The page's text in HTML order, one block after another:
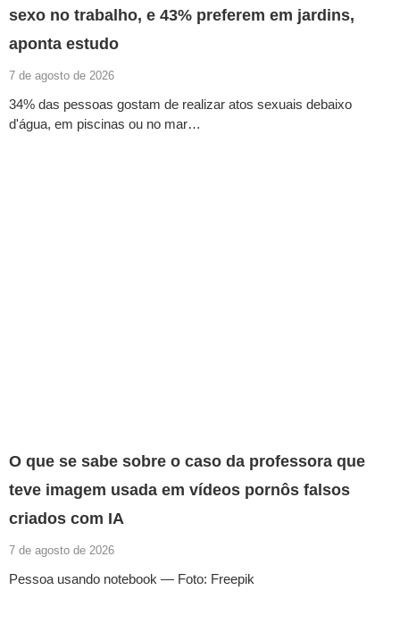
sexo no trabalho, e 43% preferem em jardins,
aponta estudo
7 de agosto de 2026
34% das pessoas gostam de realizar atos sexuais debaixo
d'água, em piscinas ou no mar…
O que se sabe sobre o caso da professora que
teve imagem usada em vídeos pornôs falsos
criados com IA
7 de agosto de 2026
Pessoa usando notebook — Foto: Freepik